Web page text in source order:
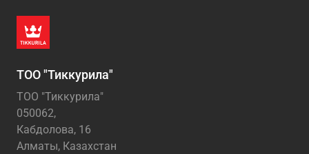
ТОО "Тиккурила"
ТОО "Тиккурила"
050062,
Кабдолова, 16
Алматы, Казахстан